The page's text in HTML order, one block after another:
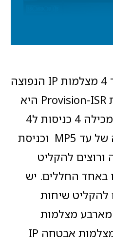
מערכת ההקלטה לעד 4 מצלמות IP הנפוצה
ביותר בארץ של חברת Provision-ISR היא
NVR5-4100PX. היא מכילה 4 כניסות ל4
מצלמות IP ברזולוציה של עד MP5 וכניסת
ורוצים להקליט
באחד החללים. יש
להקליט שיחות
מארבע מצלמות
האבטחה, יש לרכוש מצלמות אבטחה IP